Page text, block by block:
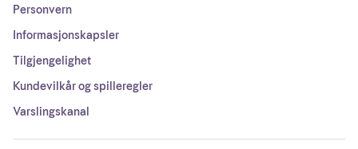
Personvern
Informasjonskapsler
Tilgjengelighet
Kundevilkår og spilleregler
Varslingskanal